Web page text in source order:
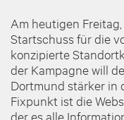
Am heutigen
Startschuss für die
konzipierte
der Kampagne will
Dortmund stärker in
Fixpunkt ist die
der es alle